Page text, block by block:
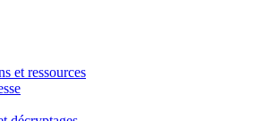
et ressources